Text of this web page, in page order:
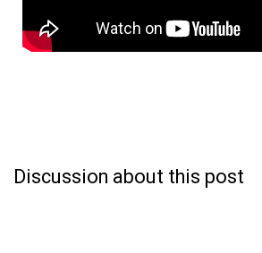
Discussion about this post